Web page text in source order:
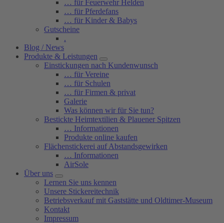
… für Feuerwehr Helden
… für Pferdefans
… für Kinder & Babys
Gutscheine
.
Blog / News
Produkte & Leistungen
Einstickungen nach Kundenwunsch
… für Vereine
… für Schulen
… für Firmen & privat
Galerie
Was können wir für Sie tun?
Bestickte Heimtextilien & Plauener Spitzen
… Informationen
Produkte online kaufen
Flächenstickerei auf Abstandsgewirken
… Informationen
AirSole
Über uns
Lernen Sie uns kennen
Unsere Stickereitechnik
Betriebsverkauf mit Gaststätte und Oldtimer-Museum
Kontakt
Impressum